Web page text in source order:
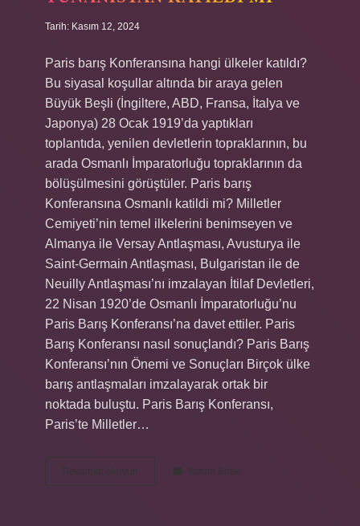
Tarih: Kasım 12, 2024
Paris barış Konferansına hangi ülkeler katıldı?
Bu siyasal koşullar altında bir araya gelen
Büyük Beşli (İngiltere, ABD, Fransa, İtalya ve
Japonya) 28 Ocak 1919’da yaptıkları
toplantıda, yenilen devletlerin topraklarının, bu
arada Osmanlı İmparatorluğu topraklarının da
bölüşülmesini görüştüler. Paris barış
Konferansına Osmanlı katildi mi? Milletler
Cemiyeti’nin temel ilkelerini benimseyen ve
Almanya ile Versay Antlaşması, Avusturya ile
Saint-Germain Antlaşması, Bulgaristan ile de
Neuilly Antlaşması’nı imzalayan İtilaf Devletleri,
22 Nisan 1920’de Osmanlı İmparatorluğu’nu
Paris Barış Konferansı’na davet ettiler. Paris
Barış Konferansı nasıl sonuçlandı? Paris Barış
Konferansı’nın Önemi ve Sonuçları Birçok ülke
barış antlaşmaları imzalayarak ortak bir
noktada buluştu. Paris Barış Konferansı,
Paris’te Milletler…
Devamını okuyun
Barış
Yorum Bırak